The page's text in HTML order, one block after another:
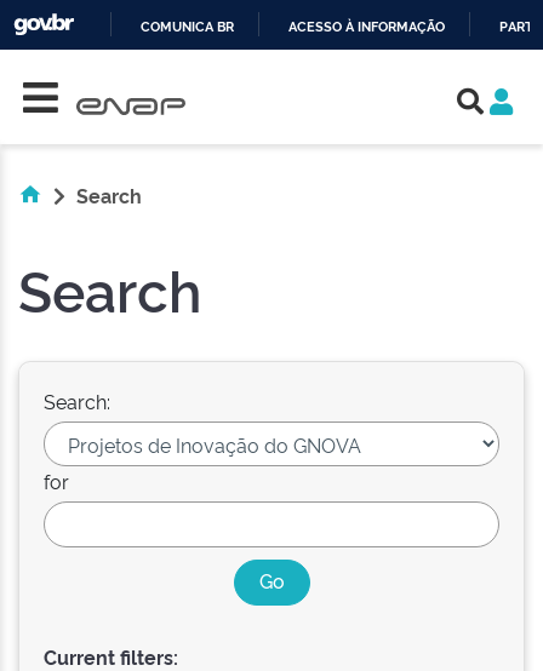
COMUNICA BR ACESSO À INFORMAÇÃO
Search
Search
Search:
for
Current filters: